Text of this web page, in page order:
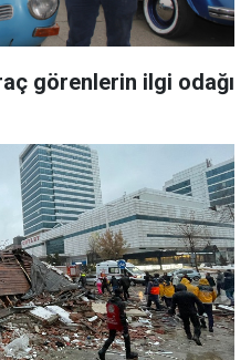
görenlerin ilgi odağı